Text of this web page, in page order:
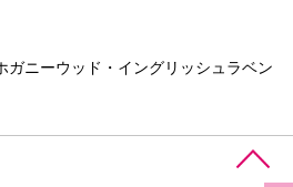
ガニーウッド・イングリッシュラベン